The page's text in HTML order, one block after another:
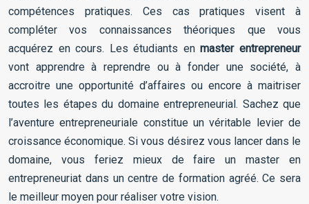
compétences pratiques. Ces cas pratiques visent à
compléter vos connaissances théoriques que vous
acquérez en cours. Les étudiants enmaster entrepreneur
vont apprendre à reprendre ou à fonder une société, à
accroitre une opportunité d’affaires ou encore à maitriser
toutes les étapes du domaine entrepreneurial. Sachez que
l’aventure entrepreneuriale constitue un véritable levier de
croissance économique. Si vous désirez vous lancer dans le
domaine, vous feriez mieux de faire un master en
entrepreneuriat dans un centre de formation agréé. Ce sera
le meilleur moyen pour réaliser votre vision.